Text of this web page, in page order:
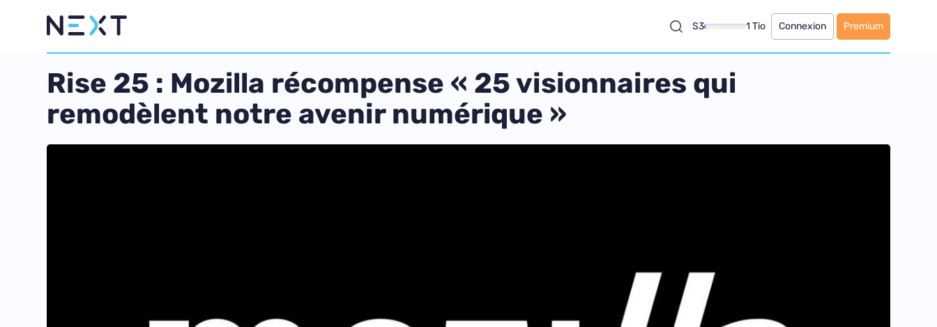
S3 1 Tio Connexion Premium
Rise 25 : Mozilla récompense « 25 visionnaires qui
remodèlent notre avenir numérique »